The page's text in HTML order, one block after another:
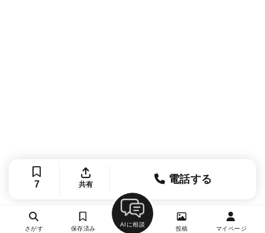
7 共有 電話する
さがす 保存済み
AIに相談
投稿 マイページ